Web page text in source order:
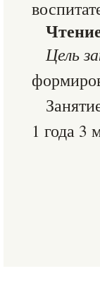
Цель
1 года 3